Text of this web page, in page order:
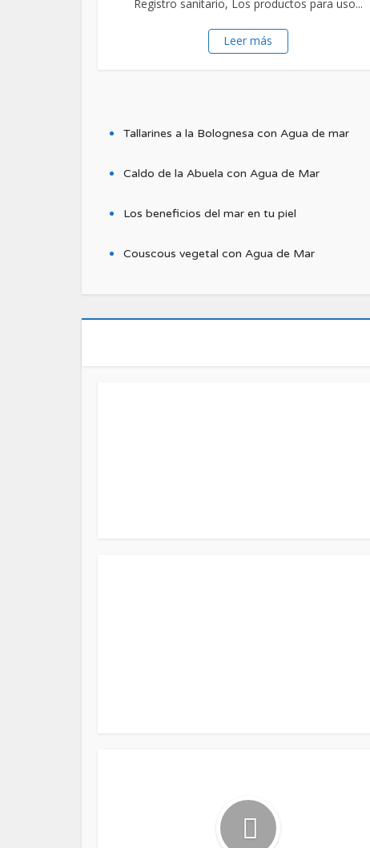
Registro sanitario, Los productos para uso...
Leer más
Tallarines a la Bolognesa con Agua de mar
Caldo de la Abuela con Agua de Mar
Los beneficios del mar en tu piel
Couscous vegetal con Agua de Mar